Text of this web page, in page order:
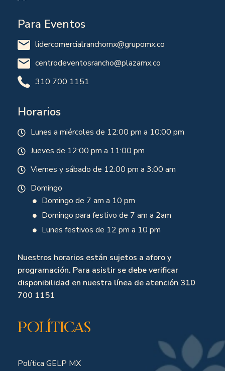
Para Eventos
lidercomercialranchomx@grupomx.co
centrodeventosrancho@plazamx.co
310 700 1151
Horarios
Lunes a miércoles de 12:00 pm a 10:00 pm
Jueves de 12:00 pm a 11:00 pm
Viernes y sábado de 12:00 pm a 3:00 am
Domingo
Domingo de 7 am a 10 pm
Domingo para festivo de 7 am a 2am
Lunes festivos de 12 pm a 10 pm
Nuestros horarios están sujetos a aforo y
programación. Para asistir se debe verificar
disponibilidad en nuestra línea de atención 310
700 1151
Políticas
Política GELP MX